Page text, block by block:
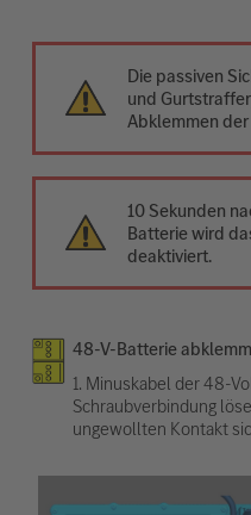
Die passiven
und
Abklemmen
10 Sekunden
Batterie wird
deaktiviert.
48-V-Batterie
1. Minuskabel der 48-
Schraubverbindung
ungewollten Kontakt